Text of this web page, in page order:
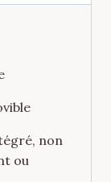
non
ou